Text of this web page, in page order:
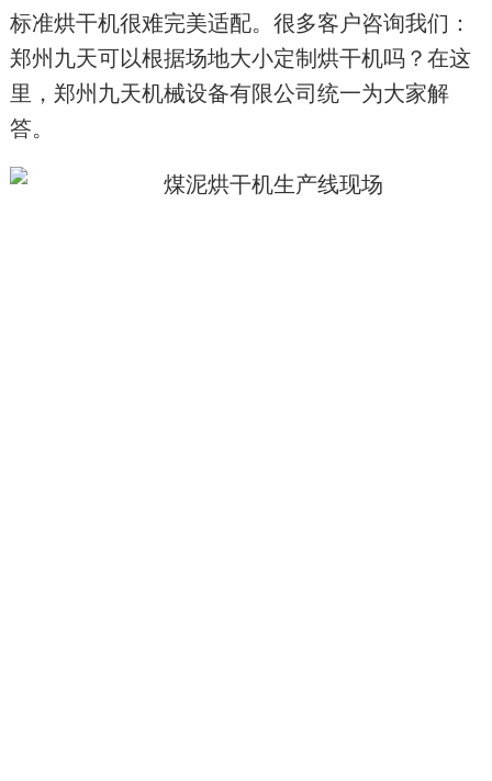
标准烘干机很难完美适配。很多客户咨询我们：
郑州九天可以根据场地大小定制烘干机吗？在这
里，郑州九天机械设备有限公司统一为大家解
答。